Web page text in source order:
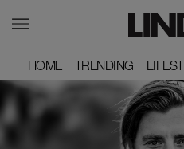
HOME
HOME TRENDING
TRENDING